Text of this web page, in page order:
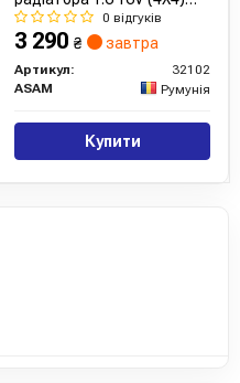
1.5DCI E4 Renault Duster
(32102) Asam
0 відгуків
3 290 ₴ завтра
Артикул:
32102
ASAM
Румунія
Купити